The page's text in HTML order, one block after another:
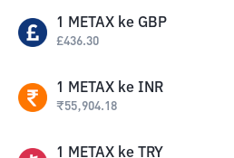
1 METAX ke GBP
£436.30
1 METAX ke INR
₹55,904.18
1 METAX ke TRY